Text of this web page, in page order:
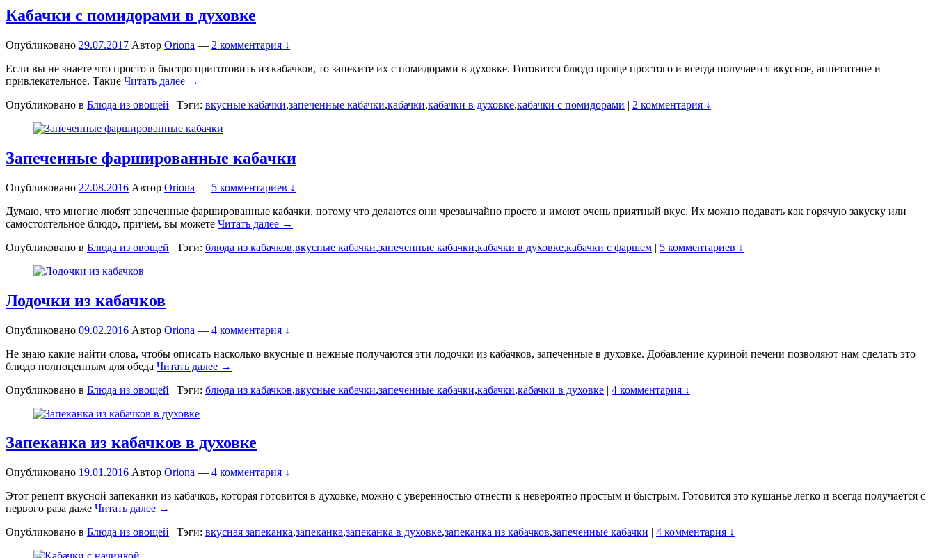
Кабачки с помидорами в духовке
Опубликовано 29.07.2017 Автор Oriona — 2 комментария ↓
Если вы не знаете что просто и быстро приготовить из кабачков, то запеките их с помидорами в духовке. Готовится блюдо проще простого и всегда получается вкусное, аппетитное и
привлекательное. Такие Читать далее →
Опубликовано в Блюда из овощей | Тэги: вкусные кабачки,запеченные кабачки,кабачки,кабачки в духовке,кабачки с помидорами | 2 комментария ↓
Запеченные фаршированные кабачки
Опубликовано 22.08.2016 Автор Oriona — 5 комментариев ↓
Думаю, что многие любят запеченные фаршированные кабачки, потому что делаются они чрезвычайно просто и имеют очень приятный вкус. Их можно подавать как горячую закуску или
самостоятельное блюдо, причем, вы можете Читать далее →
Опубликовано в Блюда из овощей | Тэги: блюда из кабачков,вкусные кабачки,запеченные кабачки,кабачки в духовке,кабачки с фаршем | 5 комментариев ↓
Лодочки из кабачков
Опубликовано 09.02.2016 Автор Oriona — 4 комментария ↓
Не знаю какие найти слова, чтобы описать насколько вкусные и нежные получаются эти лодочки из кабачков, запеченные в духовке. Добавление куриной печени позволяют нам сделать это
блюдо полноценным для обеда Читать далее →
Опубликовано в Блюда из овощей | Тэги: блюда из кабачков,вкусные кабачки,запеченные кабачки,кабачки,кабачки в духовке | 4 комментария ↓
Запеканка из кабачков в духовке
Опубликовано 19.01.2016 Автор Oriona — 4 комментария ↓
Этот рецепт вкусной запеканки из кабачков, которая готовится в духовке, можно с уверенностью отнести к невероятно простым и быстрым. Готовится это кушанье легко и всегда получается с
первого раза даже Читать далее →
Опубликовано в Блюда из овощей | Тэги: вкусная запеканка,запеканка,запеканка в духовке,запеканка из кабачков,запеченные кабачки | 4 комментария ↓